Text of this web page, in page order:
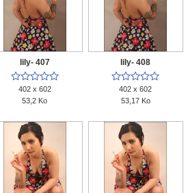
lily- 407

402 x 602
53,2 Ko
lily- 408

402 x 602
53,17 Ko